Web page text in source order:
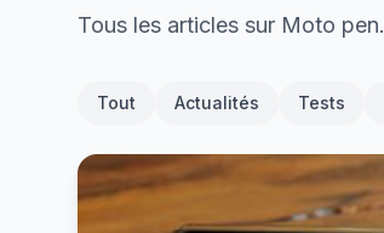
Tous les articles sur Moto pen.
Tout Actualités Tests